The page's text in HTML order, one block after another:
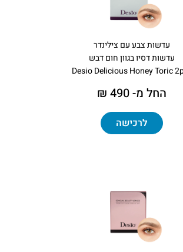
עדשות צבע עם צילינדר
עדשות דסיו בגוון חום דבש
Desio Delicious Honey Toric
החל מ- 490 ₪
לרכישה